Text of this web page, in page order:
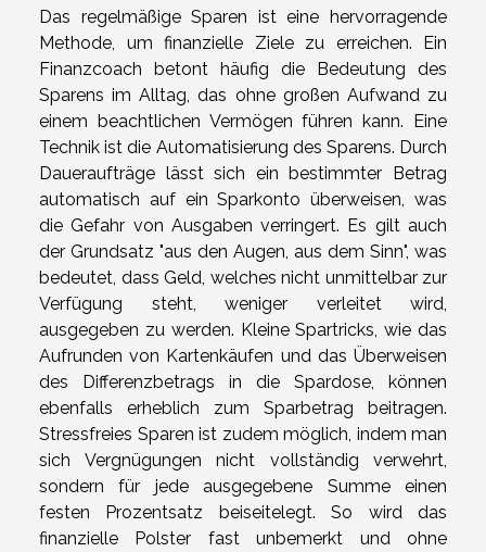
Das regelmäßige Sparen ist eine hervorragende
Methode, um finanzielle Ziele zu erreichen. Ein
Finanzcoach betont häufig die Bedeutung des
Sparens im Alltag, das ohne großen Aufwand zu
einem beachtlichen Vermögen führen kann. Eine
Technik ist die Automatisierung des Sparens. Durch
Daueraufträge lässt sich ein bestimmter Betrag
automatisch auf ein Sparkonto überweisen, was
die Gefahr von Ausgaben verringert. Es gilt auch
der Grundsatz "aus den Augen, aus dem Sinn", was
bedeutet, dass Geld, welches nicht unmittelbar zur
Verfügung steht, weniger verleitet wird,
ausgegeben zu werden. Kleine Spartricks, wie das
Aufrunden von Kartenkäufen und das Überweisen
des Differenzbetrags in die Spardose, können
ebenfalls erheblich zum Sparbetrag beitragen.
Stressfreies Sparen ist zudem möglich, indem man
sich Vergnügungen nicht vollständig verwehrt,
sondern für jede ausgegebene Summe einen
festen Prozentsatz beiseitelegt. So wird das
finanzielle Polster fast unbemerkt und ohne